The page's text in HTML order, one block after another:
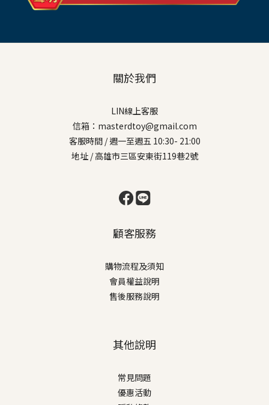
關於我們
LIN線上客服
信箱：masterdtoy@gmail.com
客服時間 / 週一至週五 10:30- 21:00
地址 / 高雄市三區安東街119巷2號
顧客服務
購物流程及須知
會員權益說明
售後服務說明
其他說明
常見問題
優惠活動